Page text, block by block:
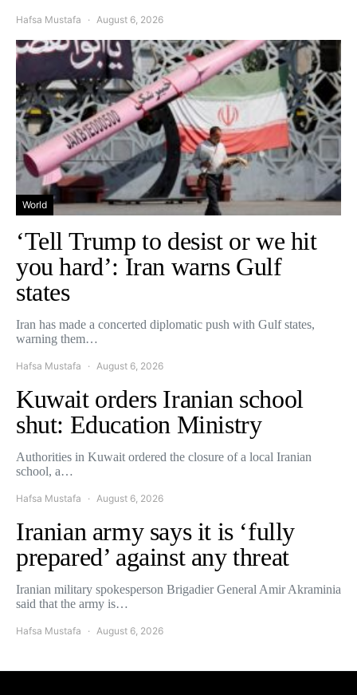
Hafsa Mustafa August 6, 2026
World
‘Tell Trump to desist or we hit
you hard’: Iran warns Gulf
states
Iran has made a concerted diplomatic push with Gulf states,
warning them…
Hafsa Mustafa August 6, 2026
Kuwait orders Iranian school
shut: Education Ministry
Authorities in Kuwait ordered the closure of a local Iranian
school, a…
Hafsa Mustafa August 6, 2026
Iranian army says it is ‘fully
prepared’ against any threat
Iranian military spokesperson Brigadier General Amir Akraminia
said that the army is…
Hafsa Mustafa August 6, 2026